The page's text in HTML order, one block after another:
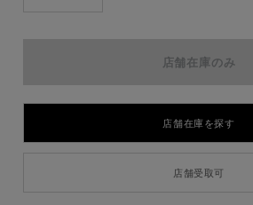
店舗在庫を探す
店舗受取可